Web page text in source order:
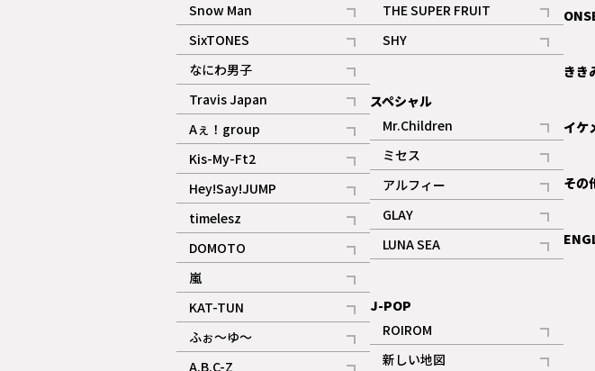
Snow Man
記事
ギャラリー
SixTONES
記事
ギャラリー
なにわ男子
記事
Travis Japan
記事
Aぇ！group
記事
Kis-My-Ft2
記事
ギャラリー
Hey!Say!JUMP
記事
timelesz
記事
DOMOTO
記事
嵐
記事
KAT-TUN
記事
ふぉ～ゆ～
記事
A.B.C-Z
THE SUPER FRUIT
記事
ギャラリー
SHY
記事
スペシャル
Mr.Children
記事
ミセス
記事
アルフィー
記事
GLAY
記事
LUNA SEA
記事
J-POP
ROIROM
記事
新しい地図
きき
イケ
その